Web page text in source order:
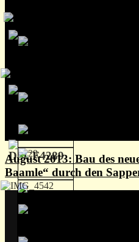
August 2013: Bau des
Baamle“ durch den